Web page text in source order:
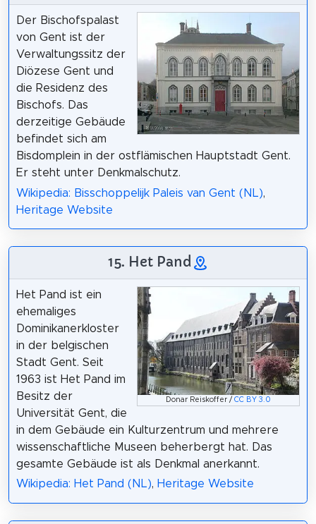
Der Bischofspalast
von Gent ist der
Verwaltungssitz der
Diözese Gent und
die Residenz des
Bischofs. Das
derzeitige Gebäude
befindet sich am
Bisdomplein in der ostflämischen Hauptstadt Gent.
Er steht unter Denkmalschutz.
Wikipedia: Bisschoppelijk Paleis van Gent (NL),
Heritage Website
15. Het Pand
Donar Reiskoffer /CC BY 3.0
Het Pand ist ein
ehemaliges
Dominikanerkloster
in der belgischen
Stadt Gent. Seit
1963 ist Het Pand im
Besitz der
Universität Gent, die
in dem Gebäude ein Kulturzentrum und mehrere
wissenschaftliche Museen beherbergt hat. Das
gesamte Gebäude ist als Denkmal anerkannt.
Wikipedia: Het Pand (NL), Heritage Website